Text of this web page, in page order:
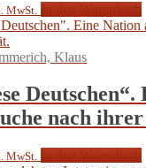
MwSt.
Klaus
nach
MwSt.